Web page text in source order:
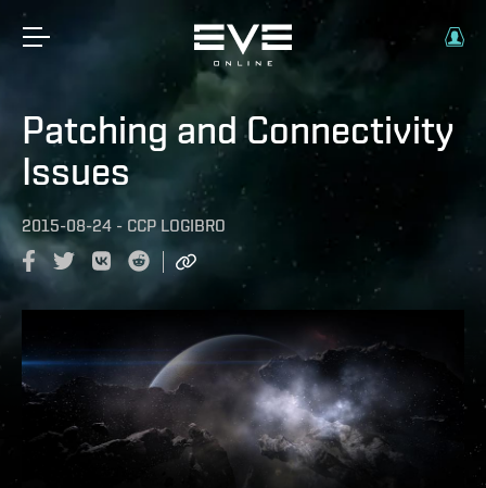
Patching and Connectivity
Issues
2015-08-24 - CCP LOGIBRO